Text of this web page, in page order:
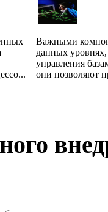
Важными
данных
управления
они позволяют